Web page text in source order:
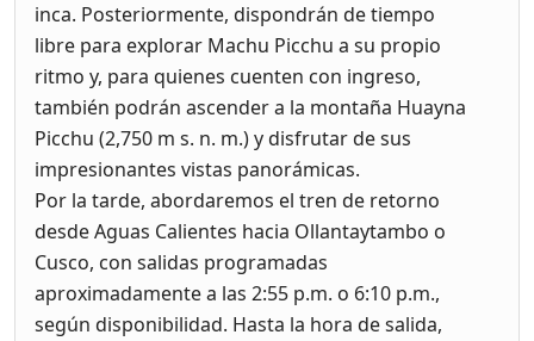
inca. Posteriormente, dispondrán de tiempo
libre para explorar Machu Picchu a su propio
ritmo y, para quienes cuenten con ingreso,
también podrán ascender a la montaña Huayna
Picchu (2,750 m s. n. m.) y disfrutar de sus
impresionantes vistas panorámicas.
Por la tarde, abordaremos el tren de retorno
desde Aguas Calientes hacia Ollantaytambo o
Cusco, con salidas programadas
aproximadamente a las 2:55 p.m. o 6:10 p.m.,
según disponibilidad. Hasta la hora de salida,